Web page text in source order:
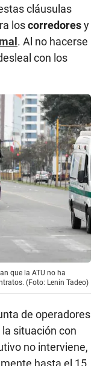
cláusulas
loscorredoresy
. Al no hacerse
con los
que la ATU no ha
(Foto: Lenin Tadeo)
de operadores
situación con
no interviene,